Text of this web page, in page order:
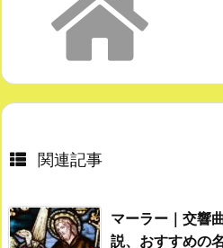
関連記事
マーラー｜交響
説、おすすめの